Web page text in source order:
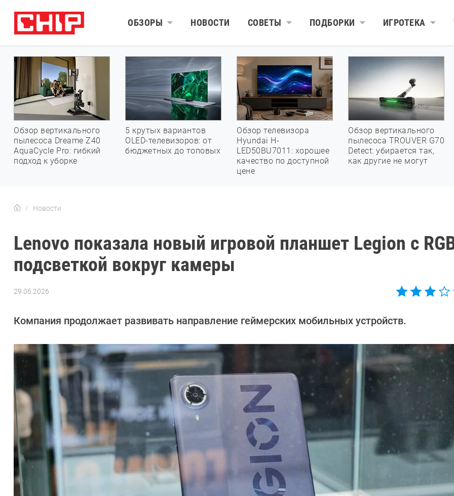
ОБЗОРЫ НОВОСТИ СОВЕТЫ ПОДБОРКИ ИГРОТЕКА
Обзор вертикального
пылесоса Dreame Z40
AquaCycle Pro: гибкий
подход к уборке
5 крутых вариантов
OLED-телевизоров: от
бюджетных до топовых
Обзор телевизора
Hyundai H-
LED50BU7011: хорошее
качество по доступной
цене
Обзор вертикального
пылесоса TROUVER G70
Detect: убирается так,
как другие не могут
Новости
Lenovo показала новый игровой планшет Legion с
подсветкой вокруг камеры
29.06.2026
Довлатова
Компания продолжает развивать направление геймерских мобильных устройств.